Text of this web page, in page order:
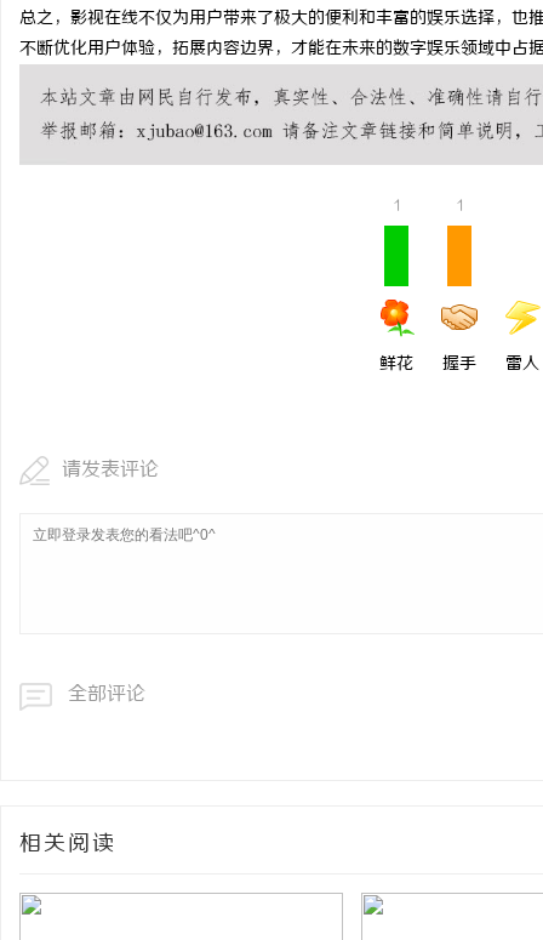
总之，影视在线不仅为用户带来了极大的便利和丰富的娱乐选择，
不断优化用户体验，拓展内容边界，才能在未来的数字娱乐领域中占
1
鲜花
1
握手 雷人
请发表评论
全部评论
相关阅读
不买SEM广告、不发天